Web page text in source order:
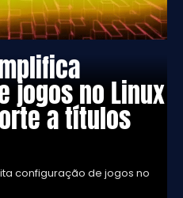
jogos no Linux
a títulos
configuração de jogos no